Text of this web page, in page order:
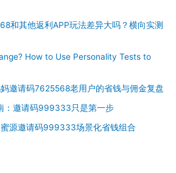
和其他返利APP玩法差异大吗？横向实测
How to Use Personality Tests to
邀请码7625568老用户的省钱与佣金复盘
：邀请码999333只是第一步
源邀请码999333场景化省钱组合